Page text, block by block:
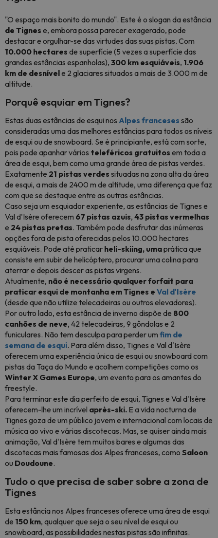
"O espaço mais bonito do mundo". Este é o slogan da estância
de Tignes e, embora possa parecer exagerado, pode
destacar e orgulhar-se das virtudes das suas pistas. Com
10.000 hectares de superfície (5 vezes a superfície das
grandes estâncias espanholas), 300 km esquiáveis, 1.906
km de desnívele 2 glaciares situados a mais de 3.000 m de
altitude.
Porquê esquiar em Tignes?
Estas duas estâncias de esqui nos Alpes franceses são
consideradas uma das melhores estâncias para todos os níveis
de esqui ou de snowboard. Se é principiante, está com sorte,
pois pode apanhar vários teleféricos gratuitos em toda a
área de esqui, bem como uma grande área de pistas verdes.
Exatamente 21 pistas verdes situadas na zona alta da área
de esqui, a mais de 2400 m de altitude, uma diferença que faz
com que se destaque entre as outras estâncias.
Caso seja um esquiador experiente, as estâncias de Tignes e
Val d'Isère oferecem 67 pistas azuis, 43 pistas vermelhas
e 24 pistas pretas. Também pode desfrutar das inúmeras
opções fora de pista oferecidas pelos 10.000 hectares
esquiáveis. Pode até praticar heli-skiing, umaprática que
consiste em subir de helicóptero, procurar uma colina para
aterrar e depois descer as pistas virgens.
Atualmente, não é necessário qualquer forfait para
praticar esqui de montanha em Tignes e Val d'Isère
(desde que não utilize telecadeiras ou outros elevadores).
Por outro lado, esta estância de inverno dispõe de 800
canhões de neve, 42 telecadeiras, 9 gôndolas e 2
funiculares. Não tem desculpa para perder um fim de
semana de esqui. Para além disso, Tignes e Val d'Isère
oferecem uma experiência única de esqui ou snowboard com
pistas da Taça do Mundo e acolhem competições como os
Winter X Games Europe, um evento para os amantes do
freestyle.
Para terminar este dia perfeito de esqui, Tignes e Val d'Isère
oferecem-lhe um incrível après-ski. E a vida nocturna de
Tignes goza de um público jovem e internacional com locais de
música ao vivo e várias discotecas. Mas, se quiser ainda mais
animação, Val d'Isère tem muitos bares e algumas das
discotecas mais famosas dos Alpes franceses, como Saloon
ou Doudoune.
Tudo o que precisa de saber sobre a zona de
Tignes
Esta estância nos Alpes franceses oferece uma área de esqui
de 150 km, qualquer que seja o seu nível de esqui ou
snowboard, as possibilidades nestas pistas são infinitas.